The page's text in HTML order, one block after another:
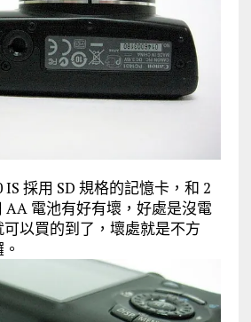
IS 採用 SD 規格的記憶卡，和 2
AA 電池有好有壞，好處是沒電
以買的到了，壞處就是不方